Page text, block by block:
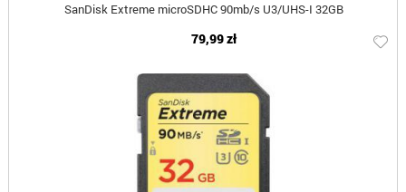
SanDisk Extreme microSDHC 90mb/s U3/UHS-I 32GB
79,99 zł